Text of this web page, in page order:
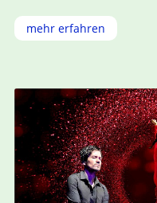
mehr erfahren